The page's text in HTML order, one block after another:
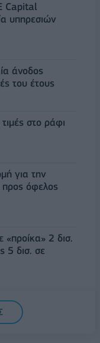
Capital
υπηρεσιών
άνοδος
του έτους
στο ράφι
για την
προς όφελος
«προίκα» 2 δισ.
5 δισ. σε
η